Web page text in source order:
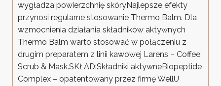
wygładza powierzchnię skóryNajlepsze efekty
przynosi regularne stosowanie Thermo Balm. Dla
wzmocnienia działania składników aktywnych
Thermo Balm warto stosować w połączeniu z
drugim preparatem z linii kawowej Larens – Coffee
Scrub & Mask.SKŁAD:Składniki aktywneBiopeptide
Complex – opatentowany przez firmę WellU